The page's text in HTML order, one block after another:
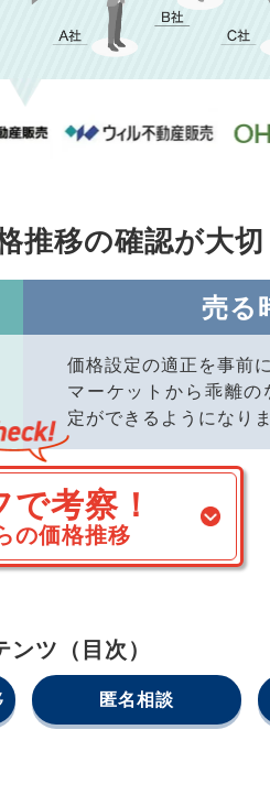
推移の確認が大
売る
価格設定の適正を事前
マーケットから乖離
定ができるようになり
で考察！
の価格推移
ンツ（目次）
匿名相談